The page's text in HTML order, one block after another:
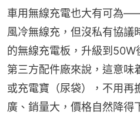
車用無線充電也大有可為
風冷無線充，但沒私有協議
的無線充電板，升級到
第三方配件廠來說，這意味
或充電寶（尿袋），不用再
廣、銷量大，價格自然降得